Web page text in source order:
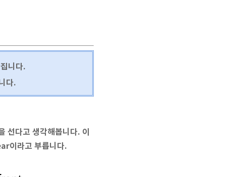
니다.
다.
선다고 생각해봅니다. 이
이라고 부릅니다.